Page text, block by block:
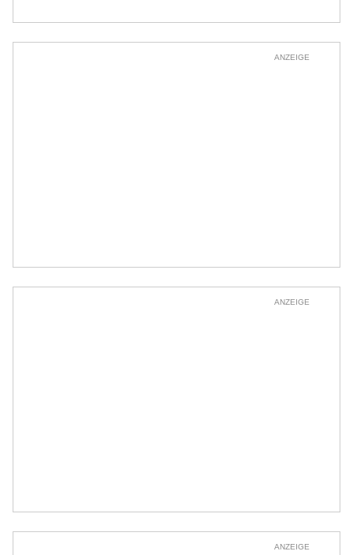
ANZEIGE
ANZEIGE
ANZEIGE